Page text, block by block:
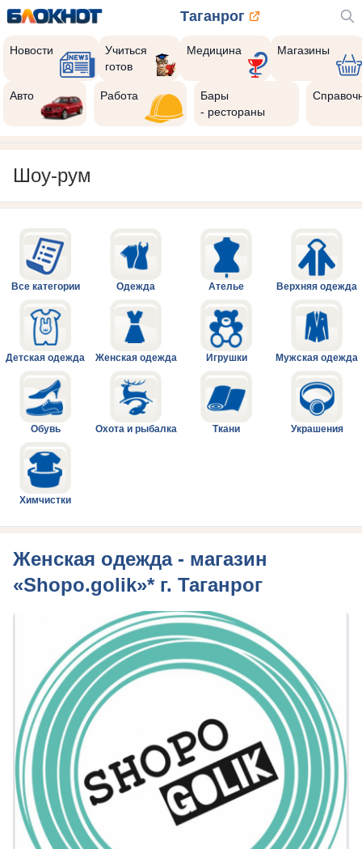
Таганрог
Новости
Учиться
готов
Медицина Магазины
Авто Работа
Бары
- рестораны
Шоу-рум
Все категории Одежда Ателье Верхняя одежда
Детская одежда Женская одежда Игрушки Мужская одежда
Обувь Охота и рыбалка Ткани Украшения
Химчистки
Женская одежда - магазин
«Shopo.golik»* г. Таганрог